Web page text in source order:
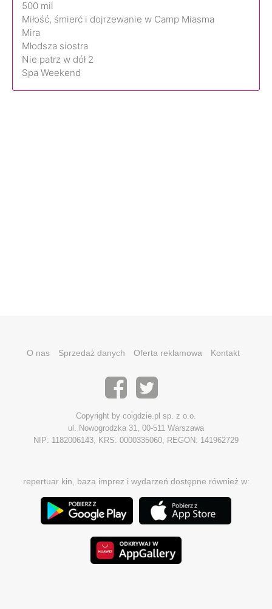
500 mil
Miłość, śmierć i dojrzewanie w Camp Miasma
Mira
Młodsza siostra
Nie patrz w dół 2
Spa Weekend
O nas Sprzedaż danych Oferta reklamowa Kontakt
Copyright by coigdzie.pl sp. z o.o.
ul. Nowogrodzka 31, 00-511 Warszawa
NIP: 1182006143, KRS: 0000335060, REGON: 141962729
repertuar kin, baza imprez i wydarzeń dostępne również w: